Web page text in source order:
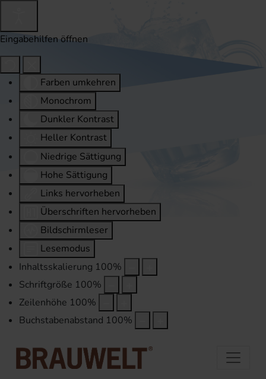
Eingabehilfen öffnen
Farben umkehren
Monochrom
Dunkler Kontrast
Heller Kontrast
Niedrige Sättigung
Hohe Sättigung
Links hervorheben
Überschriften hervorheben
Bildschirmleser
Lesemodus
Inhaltsskalierung 100%
Schriftgröße 100%
Zeilenhöhe 100%
Buchstabenabstand 100%